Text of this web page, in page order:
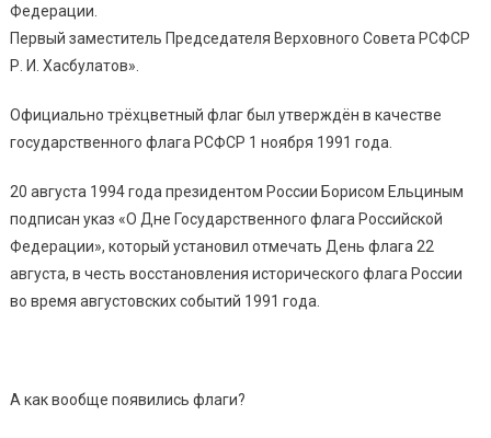
Федерации.
Первый заместитель Председателя Верховного Совета РСФСР
Р. И. Хасбулатов».
Официально трёхцветный флаг был утверждён в качестве
государственного флага РСФСР 1 ноября 1991 года.
20 августа 1994 года президентом России Борисом Ельциным
подписан указ «О Дне Государственного флага Российской
Федерации», который установил отмечать День флага 22
августа, в честь восстановления исторического флага России
во время августовских событий 1991 года.
А как вообще появились флаги?